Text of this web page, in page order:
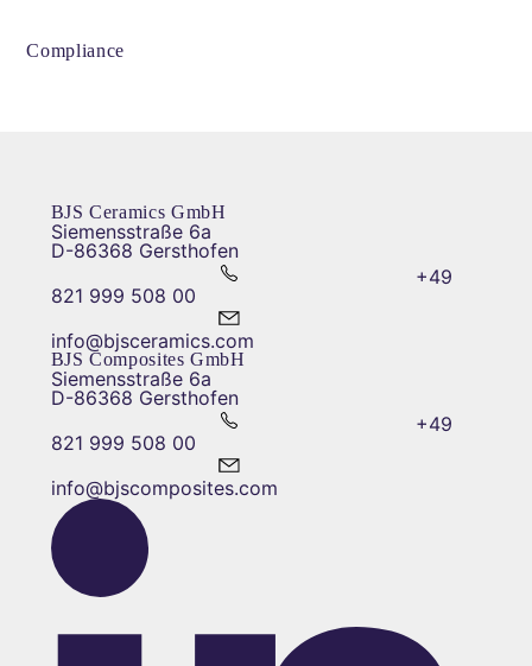
Compliance
BJS Ceramics GmbH
Siemensstraße 6a
D-86368 Gersthofen
+49
821 999 508 00
info@bjsceramics.com
BJS Composites GmbH
Siemensstraße 6a
D-86368 Gersthofen
+49
821 999 508 00
info@bjscomposites.com